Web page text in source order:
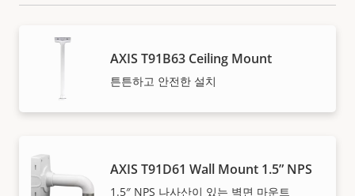
AXIS T91B63 Ceiling Mount
튼튼하고 안전한 설치
AXIS T91D61 Wall Mount 1.5” NPS
1.5″ NPS 나사산이 있는 벽면 마운트